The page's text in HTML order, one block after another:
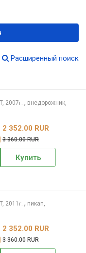
Расширенный поиск
2007г. , внедорожник,
2 352.00 RUR
3 360.00 RUR
Купить
2011 г. , пикап,
2 352.00 RUR
3 360.00 RUR